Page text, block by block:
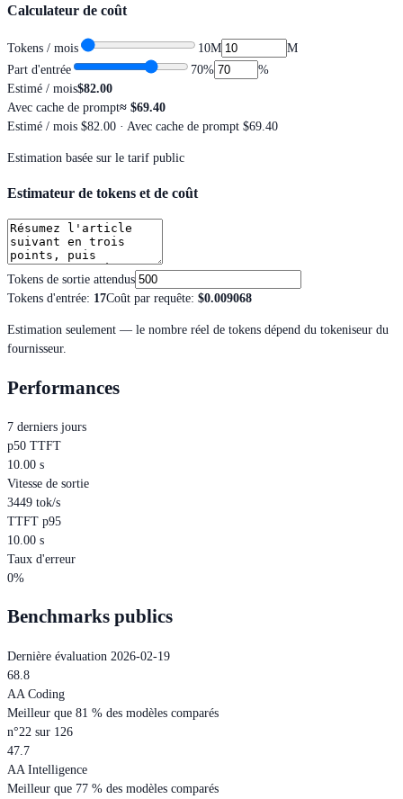
Calculateur de coût
Tokens / mois 10M
M
Part d'entrée
70%
%
Estimé / mois$82.00
Avec cache de prompt≈ $69.40
Estimé / mois $82.00 · Avec cache de prompt $69.40
Estimation basée sur le tarif public
Estimateur de tokens et de coût
Tokens de sortie attendus
Tokens d'entrée: 17Coût par requête: $0.009068
Estimation seulement — le nombre réel de tokens dépend du tokeniseur du
fournisseur.
Performances
7 derniers jours
p50 TTFT
10.00 s
Vitesse de sortie
3449 tok/s
TTFT p95
10.00 s
Taux d'erreur
0%
Benchmarks publics
Dernière évaluation 2026-02-19
68.8
AA Coding
Meilleur que 81 % des modèles comparés
n°22 sur 126
47.7
AA Intelligence
Meilleur que 77 % des modèles comparés